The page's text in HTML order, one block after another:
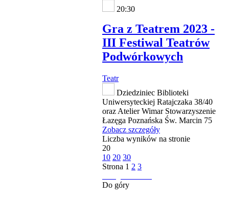
20:30
Gra z Teatrem 2023 -
III Festiwal Teatrów
Podwórkowych
Teatr
Dziedziniec Biblioteki
Uniwersyteckiej Ratajczaka 38/40
oraz Atelier Wimar Stowarzyszenie
Łazęga Poznańska Św. Marcin 75
Zobacz szczegóły
Liczba wyników na stronie
20
10 20 30
Strona 1 2 3
Do góry